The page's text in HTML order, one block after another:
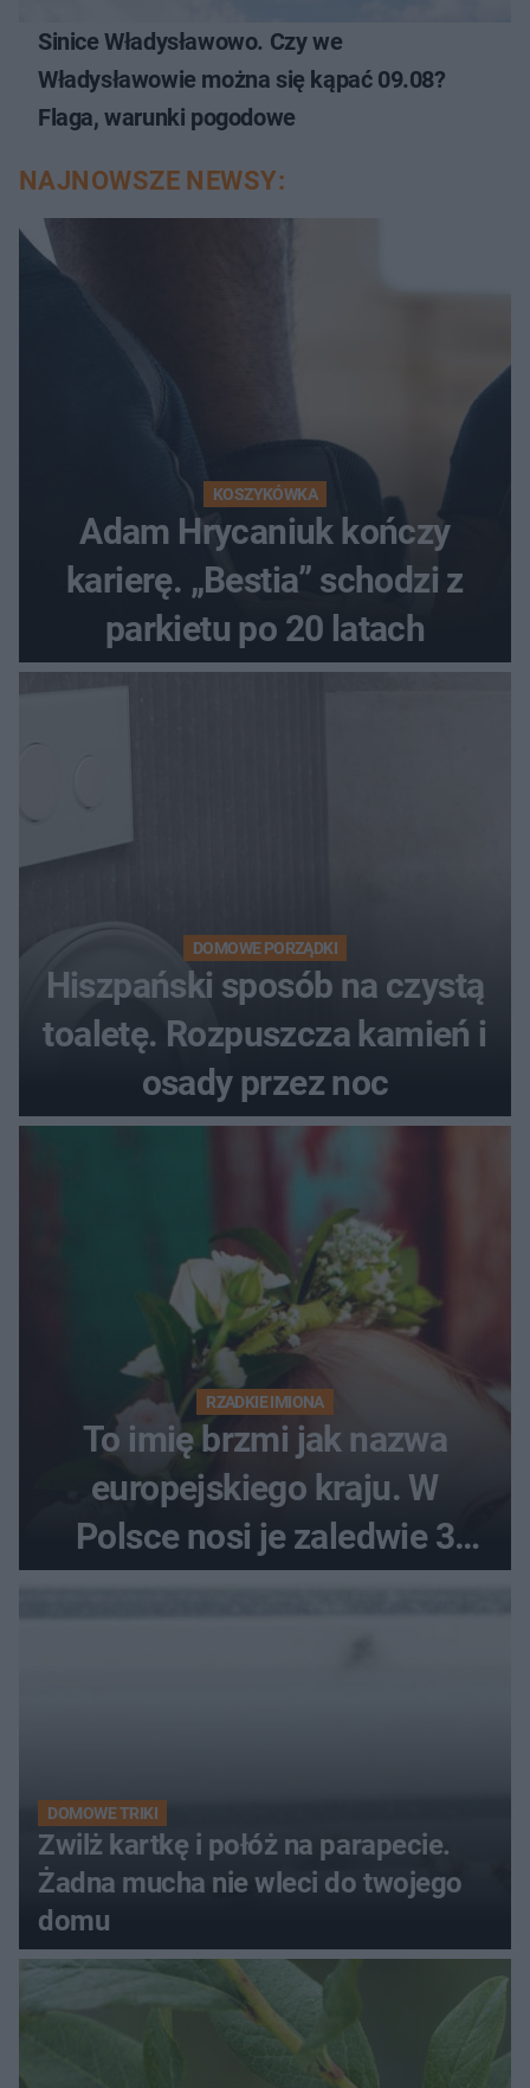
Sinice Władysławowo. Czy we
Władysławowie można się kąpać 09.08?
Flaga, warunki pogodowe
NAJNOWSZE NEWSY:
KOSZYKÓWKA
Adam Hrycaniuk kończy
karierę. „Bestia” schodzi z
parkietu po 20 latach
DOMOWE PORZĄDKI
Hiszpański sposób na czystą
toaletę. Rozpuszcza kamień i
osady przez noc
RZADKIE IMIONA
To imię brzmi jak nazwa
europejskiego kraju. W
Polsce nosi je zaledwie 3
kobiety
DOMOWE TRIKI
Zwilż kartkę i połóż na parapecie.
Żadna mucha nie wleci do twojego
domu